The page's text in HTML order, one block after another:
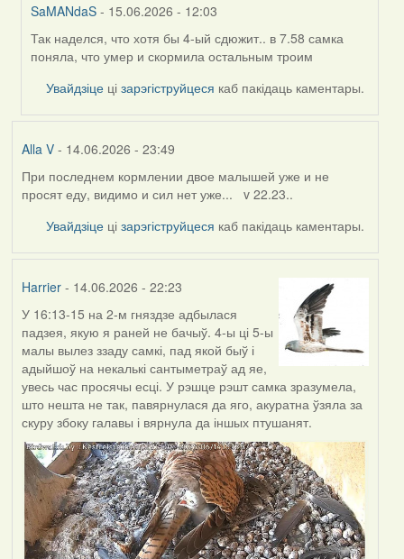
SaMANdaS - 15.06.2026 - 12:03
In
reply
Harrier
Так наделся, что хотя бы 4-ый сдюжит.. в 7.58 самка
поняла, что умер и скормила остальным троим
Увайдзіце цізарэгіструйцеся каб пакідаць каментары.
Alla V- 14.06.2026 - 23:49
При последнем кормлении двое малышей уже и не
просят еду, видимо и сил нет уже... v 22.23..
Увайдзіце цізарэгіструйцеся каб пакідаць каментары.
Harrier- 14.06.2026 - 22:23
У 16:13-15 на 2-м гняздзе адбылася
падзея, якую я раней не бачыў. 4-ы ці 5-ы
малы вылез ззаду самкі, пад якой быў і
адыйшоў на некалькі сантыметраў ад яе,
увесь час просячы есці. У рэшце рэшт самка зразумела,
што нешта не так, павярнулася да яго, акуратна ўзяла за
скуру збоку галавы і вярнула да іншых птушанят.